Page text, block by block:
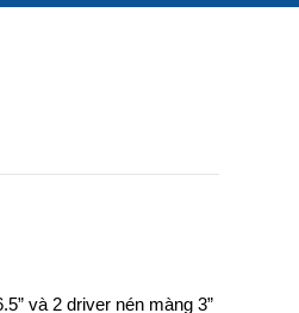
và 2 driver nén màng 3”